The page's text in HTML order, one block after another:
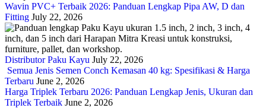
Wavin PVC+ Terbaik 2026: Panduan Lengkap Pipa AW, D dan
Fitting July 22, 2026
Distributor Paku Kayu July 22, 2026
Semua Jenis Semen Conch Kemasan 40 kg: Spesifikasi & Harga
Terbaru June 2, 2026
Harga Triplek Terbaru 2026: Panduan Lengkap Jenis, Ukuran dan
Triplek Terbaik June 2, 2026